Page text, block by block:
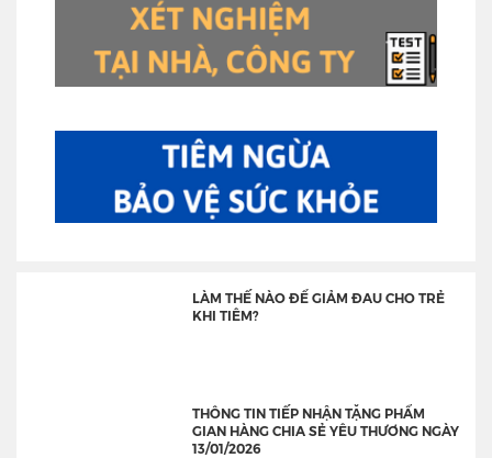
LÀM THẾ NÀO ĐỂ GIẢM ĐAU CHO TRẺ
KHI TIÊM?
THÔNG TIN TIẾP NHẬN TẶNG PHẨM
GIAN HÀNG CHIA SẺ YÊU THƯƠNG NGÀY
13/01/2026